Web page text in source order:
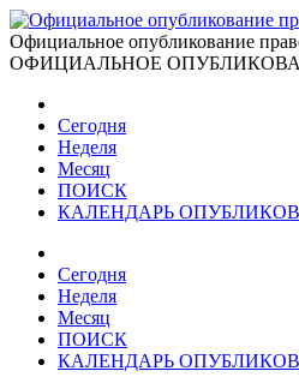
Официальное опубликование
ОФИЦИАЛЬНОЕ
Сегодня
Неделя
Месяц
ПОИСК
КАЛЕНДАРЬ
Сегодня
Неделя
Месяц
ПОИСК
КАЛЕНДАРЬ